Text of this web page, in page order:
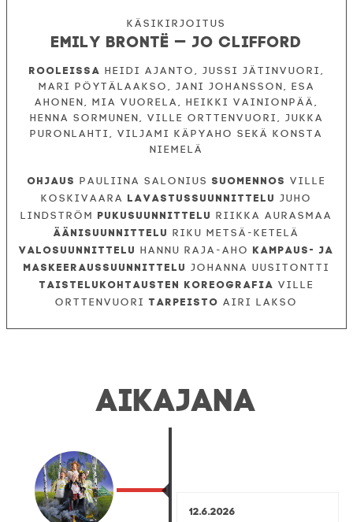
Emily Brontë — Jo Clifford
Rooleissa
Heidi Ajanto, Jussi Jätinvuori,
Mari Pöytälaakso, Jani Johansson, Esa
Ahonen, Mia Vuorela, Heikki Vainionpää,
Henna Sormunen, Ville Orttenvuori, Jukka
Puronlahti, Viljami Käpyaho sekä Konsta
Niemelä
Ohjaus Pauliina Salonius Suomennos Ville
Koskivaara Lavastussuunnittelu Juho
Lindström Pukusuunnittelu Riikka Aurasmaa
Äänisuunnittelu Riku Metsä-Ketelä
Valosuunnittelu Hannu Raja-aho Kampaus- ja
maskeeraussuunnittelu
Johanna Uusitontti
Taistelukohtausten koreografia
Ville
Orttenvuori Tarpeisto Airi Lakso
AIKAJANA
12.6.2026